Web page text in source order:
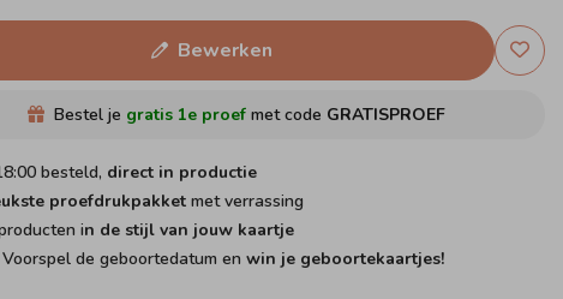
Bewerken
Bestel je gratis 1e proef met code GRATISPROEF
besteld, direct in productie
proefdrukpakketmet verrassing
in de stijl van jouw kaartje
de geboortedatum en win je geboortekaartjes!